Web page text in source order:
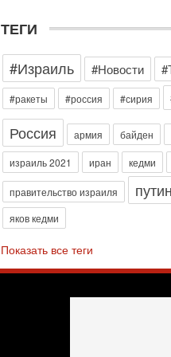
ТЕГИ
#Израиль
#Новости
#ракеты #россия #сирия
Россия армия байден
израиль 2021 иран кедми
правительство израиля путин
яков кедми
Показать все теги